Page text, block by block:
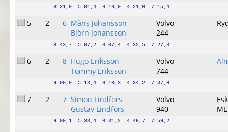
8.31,9  5.01,4  6.16,9  4.21,8  7.15,4
5 2 6 Måns Johansson
Björn Johansson
Volvo
244
8.43,7  5.07,2  6.07,4  4.32,5  7.27,3
6 2 8 Hugo Eriksson
Tommy Eriksson
Volvo
744
9.00,0  5.13,4  6.16,3  4.34,2  7.37,6
7 2 7 Simon Lindfors
Gustav Lindfors
Volvo
940
9.09,1  5.33,4  6.31,2  4.46,7  7.59,2